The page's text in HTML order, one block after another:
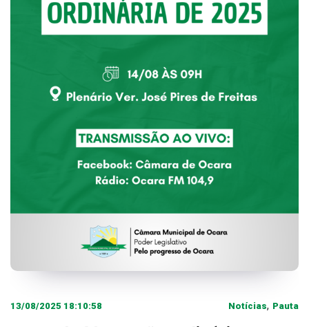
13/08/2025 18:10:58 Notícias, Pauta